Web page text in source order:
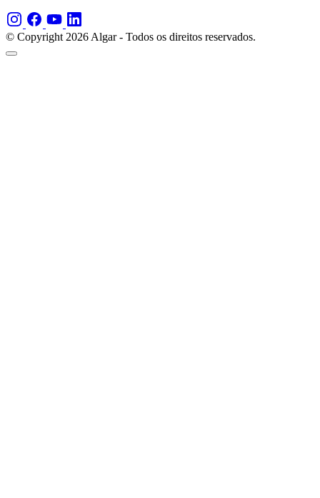
© Copyright 2026 Algar - Todos os direitos reservados.